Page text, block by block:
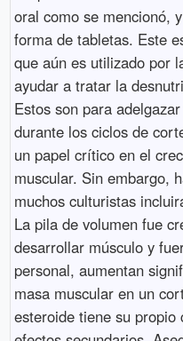
oral como se mencionó,
forma de tabletas. Este
que aún es utilizado por
ayudar a tratar la
Estos son para
durante los ciclos de
un papel crítico en el
muscular. Sin embargo,
muchos culturistas
La pila de volumen fue
desarrollar músculo y
personal, aumentan
masa muscular en un
esteroide tiene su propio